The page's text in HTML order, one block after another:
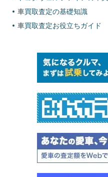
車買取査定の基礎知識
車買取査定お役立ちガイド